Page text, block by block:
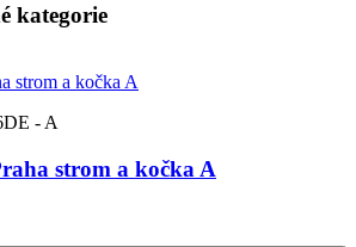
kategorie
- A
strom a kočka A